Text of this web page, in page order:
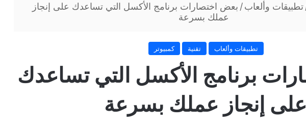
تطبيقات وألعاب/ بعض اختصارات برنامج الأكسل التي تساعدك على إنجاز
عملك بسرعة
تطبيقات وألعاب تقنية كمبيوتر
برنامج الأكسل التي تساعدك
على إنجاز عملك بسرعة